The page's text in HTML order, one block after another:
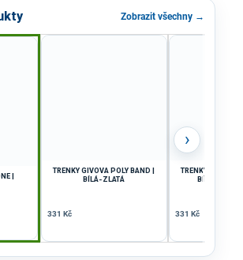
Zobrazit všechny →
|
TRENKY GIVOVA POLY BAND |
BÍLÁ-ZLATÁ
331 Kč
TRENKY GIVOVA
BÍLÁ-
331 Kč
›